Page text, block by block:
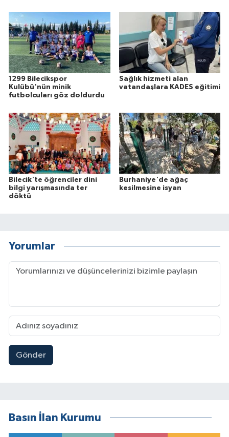
1299 Bilecikspor
Kulübü'nün minik
futbolcuları göz doldurdu
Sağlık hizmeti alan
vatandaşlara KADES eğitimi
Bilecik'te öğrenciler dini
bilgi yarışmasında ter
döktü
Burhaniye'de ağaç
kesilmesine isyan
Yorumlar
Gönder
Basın İlan Kurumu